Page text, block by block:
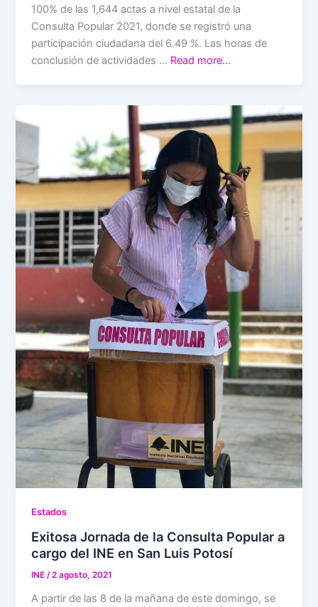
100% de las 1,644 actas a nivel estatal de la
Consulta Popular 2021, donde se registró una
participación ciudadana del 6.49 %. Las horas de
conclusión de actividades … Read more…
Estados
Exitosa Jornada de la Consulta Popular a
cargo del INE en San Luis Potosí
INE/2 agosto, 2021
A partir de las 8 de la mañana de este domingo, se